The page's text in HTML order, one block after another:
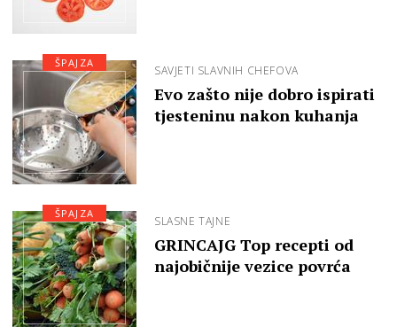
SAVJETI SLAVNIH CHEFOVA
Evo zašto nije dobro ispirati
tjesteninu nakon kuhanja
ŠPAJZA
SLASNE TAJNE
GRINCAJG Top recepti od
najobičnije vezice povrća
ŠPAJZA